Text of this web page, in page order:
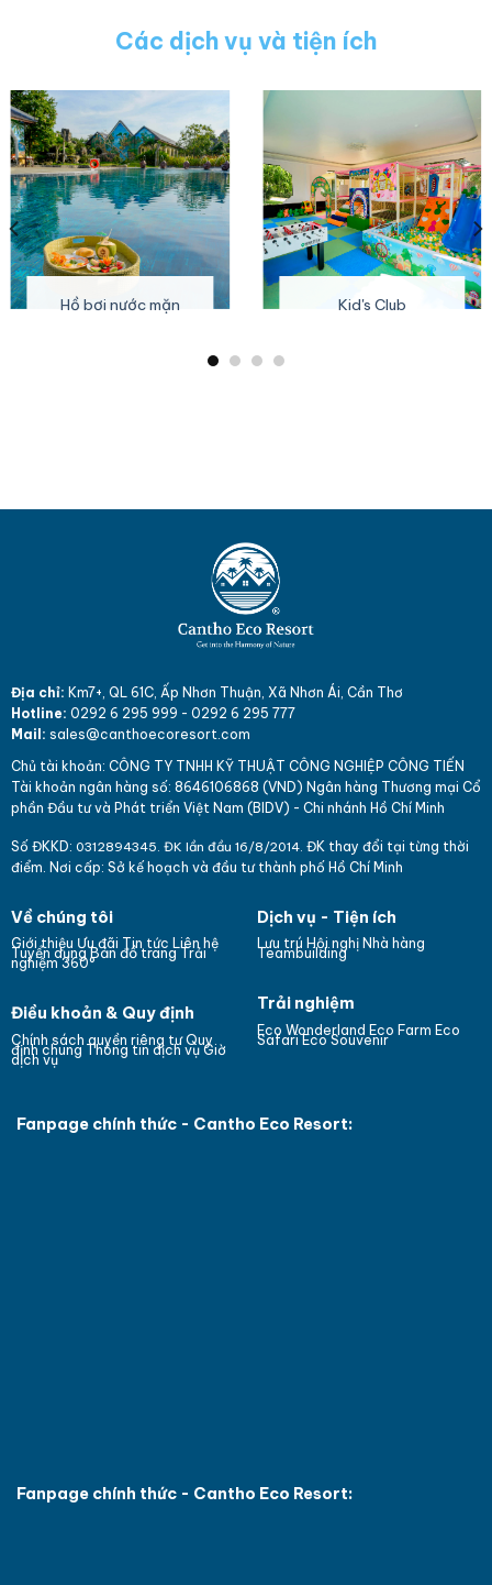
Các dịch vụ và tiện ích
Hồ bơi nước mặn Kid's Club
Địa chỉ: Km7+, QL 61C, Ấp Nhơn Thuận, Xã Nhơn Ái, Cần Thơ
Hotline: 0292 6 295 999 - 0292 6 295 777
Mail: sales@canthoecoresort.com
Chủ tài khoản: CÔNG TY TNHH KỸ THUẬT CÔNG NGHIỆP CÔNG TIẾN
Tài khoản ngân hàng số: 8646106868 (VND) Ngân hàng Thương mại Cổ
phần Đầu tư và Phát triển Việt Nam (BIDV) - Chi nhánh Hồ Chí Minh
Số ĐKKD: 0312894345. ĐK lần đầu 16/8/2014. ĐK thay đổi tại từng thời
điểm. Nơi cấp: Sở kế hoạch và đầu tư thành phố Hồ Chí Minh
Về chúng tôi
Giới thiệu Ưu đãi Tin tức Liên hệ
Tuyển dụng Bản đồ trang Trải
nghiệm 360°
Điều khoản & Quy định
Chính sách quyền riêng tư Quy
định chung Thông tin dịch vụ Giờ
dịch vụ
Dịch vụ - Tiện ích
Lưu trú Hội nghị Nhà hàng
Teambuilding
Trải nghiệm
Eco Wonderland Eco Farm Eco
SafariEco Souvenir
Fanpage chính thức - Cantho Eco Resort:
Fanpage chính thức - Cantho Eco Resort: